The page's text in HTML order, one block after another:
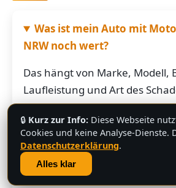
Was ist mein Auto mit
NRW noch wert?
Das hängt von Marke, Modell,
Laufleistung und Art des
grobe Richtung: Fahrzeuge
bringen je nach Restwert der
der Teile oft noch mehrere
mehrere tausend Euro.
Fahrzeugdaten – Sie
🔒 Kurz zur Info: Diese Webseite
Cookies und keine Analyse-Dienste.
Datenschutzerklärung.
Alles klar